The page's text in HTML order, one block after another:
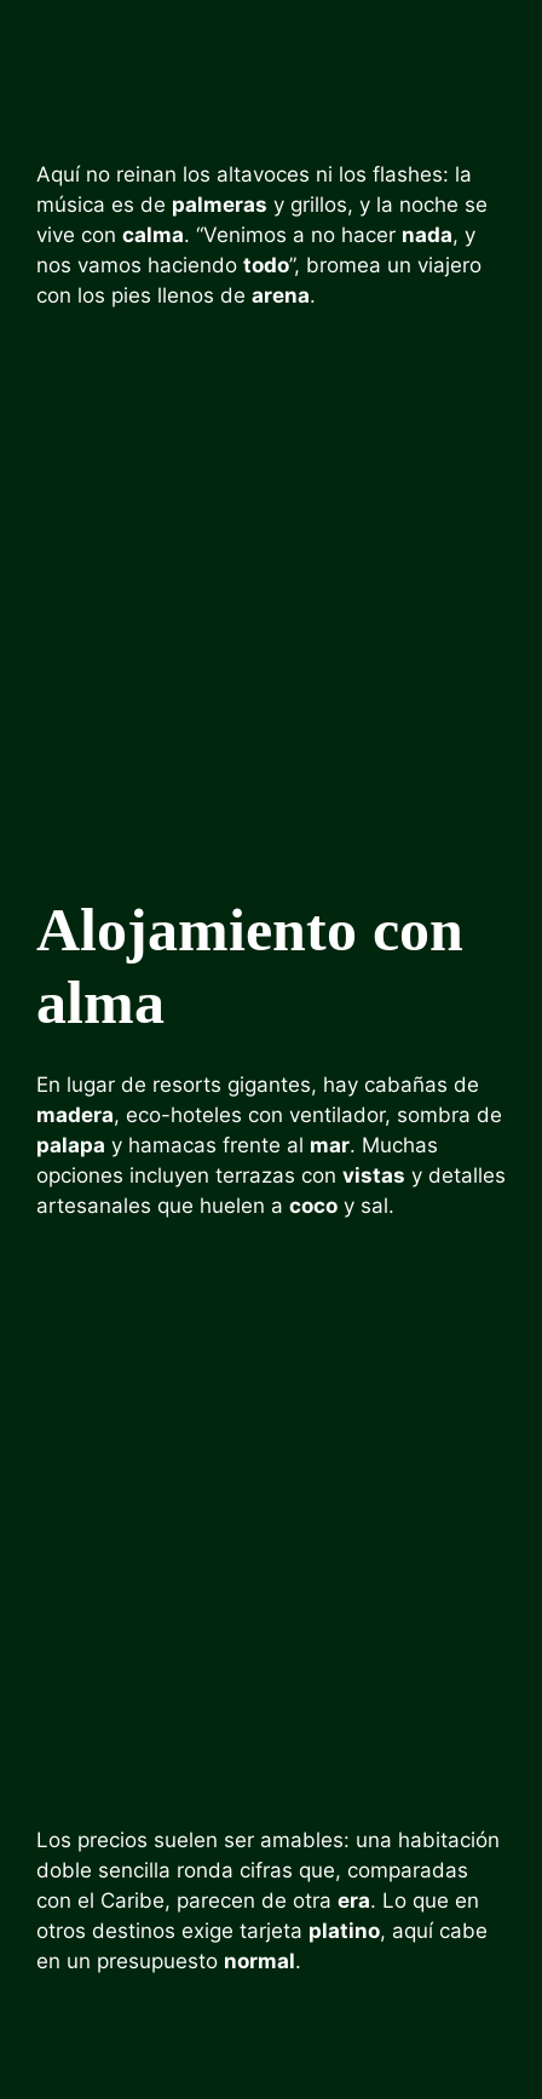
Aquí no reinan los altavoces ni los flashes: la
música es de palmeras y grillos, y la noche se
vive con calma. “Venimos a no hacer nada, y
nos vamos haciendo todo”, bromea un viajero
con los pies llenos de arena.
Alojamiento con
alma
En lugar de resorts gigantes, hay cabañas de
madera, eco-hoteles con ventilador, sombra de
palapa y hamacas frente al mar. Muchas
opciones incluyen terrazas con vistas y detalles
artesanales que huelen a coco y sal.
Los precios suelen ser amables: una habitación
doble sencilla ronda cifras que, comparadas
con el Caribe, parecen de otra era. Lo que en
otros destinos exige tarjeta platino, aquí cabe
en un presupuesto normal.